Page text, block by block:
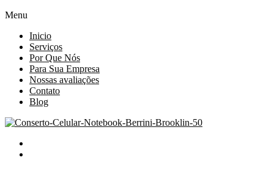
Menu
Inicio
Serviços
Por Que Nós
Para Sua Empresa
Nossas avaliações
Contato
Blog